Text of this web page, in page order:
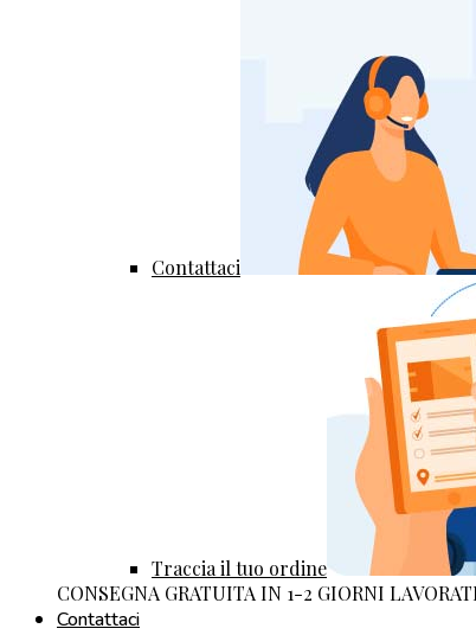
Contattaci
Traccia il tuo ordine
CONSEGNA GRATUITA IN 1-2 GIORNI
Contattaci